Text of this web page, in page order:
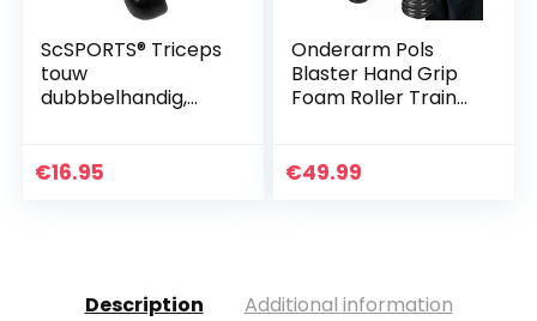
ScSPORTS® Triceps
touw
dubbbelhandig,
68 cm lang, Voor
€16.95
Onderarm Pols
Blaster Hand Grip
Foam Roller Trainer
Thuis Fitness
€49.99
Description Additional information